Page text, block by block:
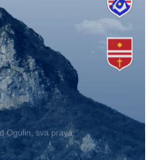
Ogulin, sva prava